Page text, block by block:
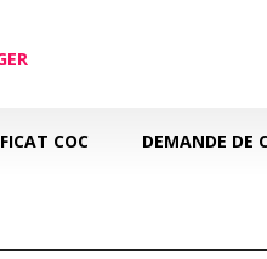
COC DEMANDE DE